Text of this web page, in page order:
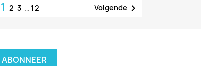
1 2 3 … 12 Volgende 